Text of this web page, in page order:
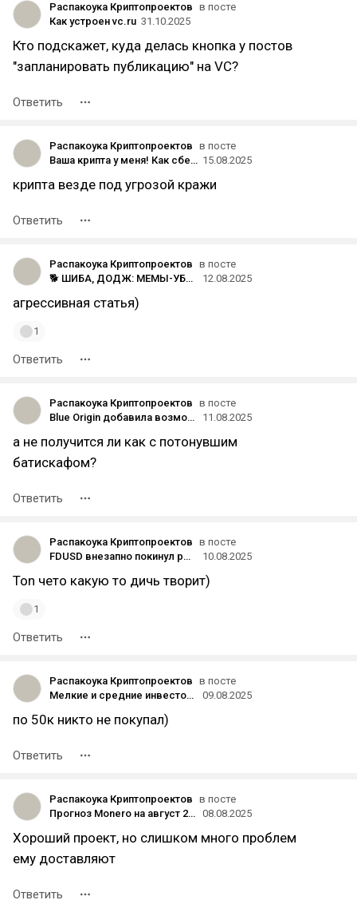
Распакоука Криптопроектов в посте
Как устроен vc.ru 31.10.2025
Кто подскажет, куда делась кнопка у постов
"запланировать публикацию" на VC?
Ответить
Распакоука Криптопроектов в посте
Ваша крипта у меня! Как сберечь вклад в usdt? 15.08.2025
крипта везде под угрозой кражи
Ответить
Распакоука Криптопроектов в посте
🐕 ШИБА, ДОДЖ: МЕМЫ-УБИЙЦЫ, Или Как Смешная Собака Сожрала Ваши Сбережения
12.08.2025
агрессивная статья)
1
Ответить
Распакоука Криптопроектов в посте
Blue Origin добавила возможность оплаты полёта в космос с помощью криптовалюты
11.08.2025
а не получится ли как с потонувшим
батискафом?
Ответить
Распакоука Криптопроектов в посте
FDUSD внезапно покинул рынок TON
10.08.2025
Тоn чето какую то дичь творит)
1
Ответить
Распакоука Криптопроектов в посте
Мелкие и средние инвесторы скупают биткоин быстрее, чем его добывают майнеры
09.08.2025
по 50к никто не покупал)
Ответить
Распакоука Криптопроектов в посте
Прогноз Monero на август 2025 года: чего ждать от XMR 08.08.2025
Хороший проект, но слишком много проблем
ему доставляют
Ответить